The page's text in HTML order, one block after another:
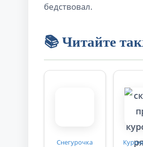
бедствовал.
📚 Читайте
Снегурочка